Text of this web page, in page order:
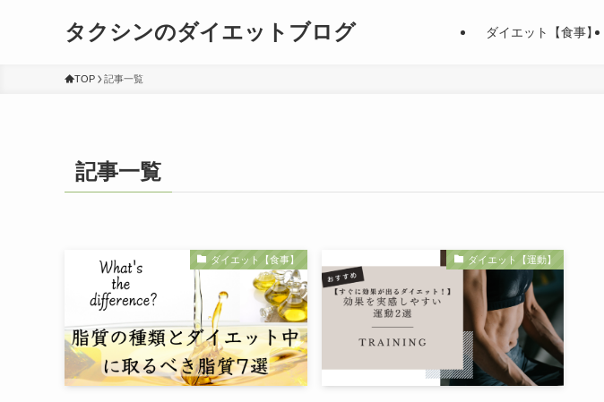
タクシンのダイエットブログ ダイエット【食事】
TOP 記事一覧
記事一覧
ダイエット【食事】 ダイエット【運動】